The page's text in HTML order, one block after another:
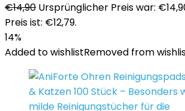
€14,90 Ursprünglicher Preis war:
Preis ist: €12,79.
14%
Added to wishlistRemoved from